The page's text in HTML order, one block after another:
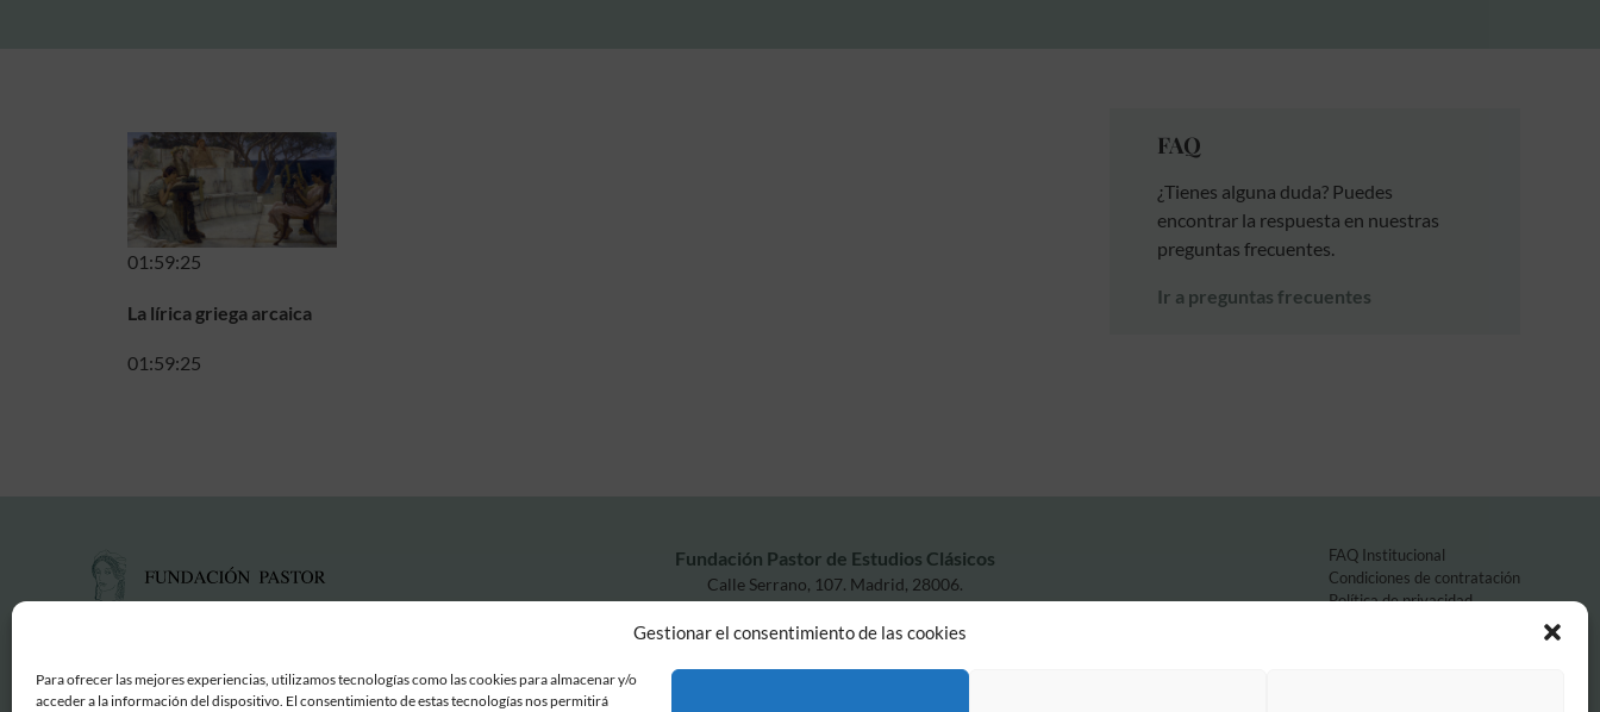
Gestionar el consentimiento de las cookies
Para ofrecer las mejores experiencias, utilizamos tecnologías como las cookies para almacenar y/o
acceder a la información del dispositivo. El consentimiento de estas tecnologías nos permitirá
01:59:25
La lírica griega arcaica
01:59:25
FAQ
¿Tienes alguna duda? Puedes
encontrar la respuesta en nuestras
preguntas frecuentes.
Ir a preguntas frecuentes
Fundación Pastor de Estudios Clásicos
Calle Serrano, 107. Madrid, 28006.
informacion@fundacionpastor.es
2026 Todos los derechos reservados © Fundación Pastor. Sitio web desarrollado por
FAQ Institucional
Condiciones de contratación
Política de privacidad